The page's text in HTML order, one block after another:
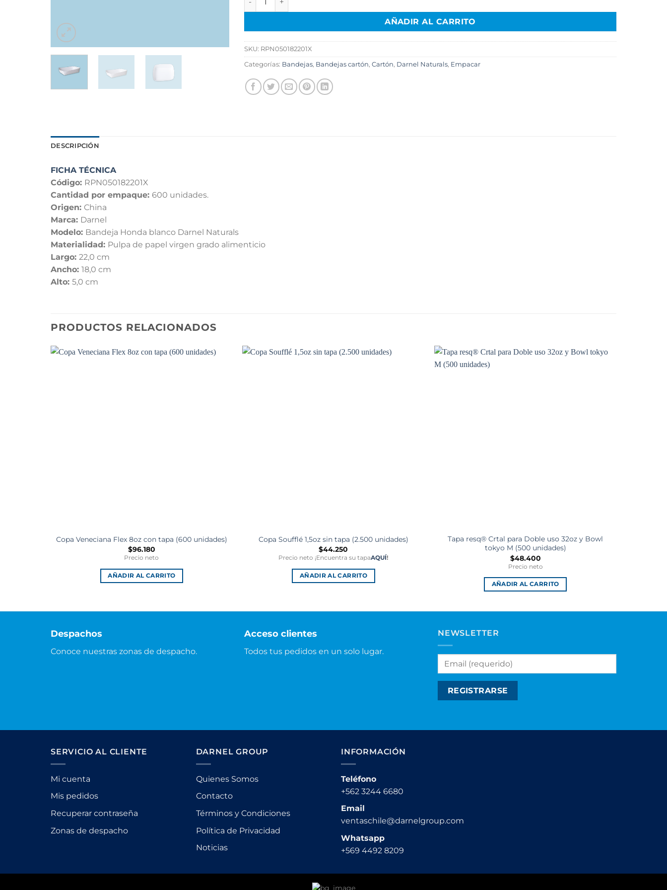
AÑADIR AL CARRITO
SKU: RPN050182201X
Categorías: Bandejas, Bandejas cartón, Cartón, Darnel Naturals, Empacar
DESCRIPCIÓN
FICHA TÉCNICA
Código: RPN050182201X
Cantidad por empaque: 600 unidades.
Origen: China
Marca: Darnel
Modelo: Bandeja Honda blanco Darnel Naturals
Materialidad: Pulpa de papel virgen grado alimenticio
Largo: 22,0 cm
Ancho: 18,0 cm
Alto: 5,0 cm
PRODUCTOS RELACIONADOS
Copa Veneciana Flex 8oz con tapa (600 unidades)
$96.180
Precio neto
AÑADIR AL CARRITO
Copa Soufflé 1,5oz sin tapa (2.500 unidades)
$44.250
Precio neto ¡Encuentra su tapaAQUÍ!
AÑADIR AL CARRITO
Tapa resq® Crtal para Doble uso 32oz y Bowl
tokyo M (500 unidades)
$48.400
Precio neto
AÑADIR AL CARRITO
Despachos
Conoce nuestras zonas de despacho.
Acceso clientes
Todos tus pedidos en un solo lugar.
NEWSLETTER
SERVICIO AL CLIENTE
Mi cuenta
Mis pedidos
Recuperar contraseña
Zonas de despacho
DARNEL GROUP
Quienes Somos
Contacto
Términos y Condiciones
Política de Privacidad
Noticias
INFORMACIÓN
Teléfono
+562 3244 6680
Email
ventaschile@darnelgroup.com
Whatsapp
+569 4492 8209